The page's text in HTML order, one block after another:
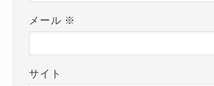
メール ※
サイト